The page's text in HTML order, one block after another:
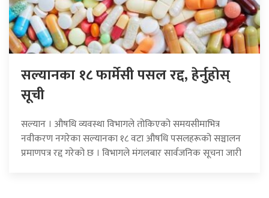
सल्यानका १८ फार्मेसी पसल रद्द, हेर्नुहोस्
सूची
सल्यान । औषधि व्यवस्था विभागले तोकिएको समयसीमाभित्र
नवीकरण नगरेका सल्यानका १८ वटा औषधि पसलहरूको सञ्चालन
प्रमाणपत्र रद्द गरेको छ । विभागले मंगलबार सार्वजनिक सूचना जारी